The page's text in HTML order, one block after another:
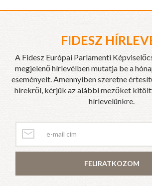
FIDESZ
A Fidesz Európai Parlamenti
megjelenő hírlevélben mutatja be a
eseményeit. Amennyiben szeretne
hírekről, kérjük az alábbi mezőket
hírlevelünkre.
FELIRATKOZOM